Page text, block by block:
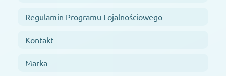
Regulamin Programu Lojalnościowego
Kontakt
Marka